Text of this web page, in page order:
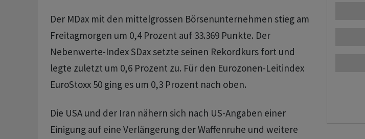
Der MDax mit den mittelgrossen Börsenunternehmen stieg am
Freitagmorgen um 0,4 Prozent auf 33.369 Punkte. Der
Nebenwerte-Index SDax setzte seinen Rekordkurs fort und
legte zuletzt um 0,6 Prozent zu. Für den Eurozonen-Leitindex
EuroStoxx 50 ging es um 0,3 Prozent nach oben.
Die USA und der Iran nähern sich nach US-Angaben einer
Einigung auf eine Verlängerung der Waffenruhe und weitere